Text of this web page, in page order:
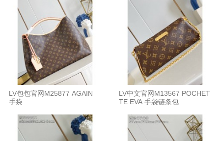
LV包包官网M25877 AGAIN
手袋
LV中文官网M13567 POCHET
TE EVA 手袋链条包